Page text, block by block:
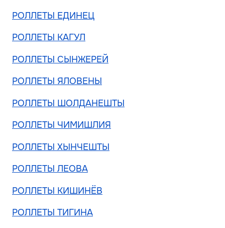
РОЛЛЕТЫ ЕДИНЕЦ
РОЛЛЕТЫ КАГУЛ
РОЛЛЕТЫ СЫНЖЕРЕЙ
РОЛЛЕТЫ ЯЛОВЕНЫ
РОЛЛЕТЫ ШОЛДАНЕШТЫ
РОЛЛЕТЫ ЧИМИШЛИЯ
РОЛЛЕТЫ ХЫНЧЕШТЫ
РОЛЛЕТЫ ЛЕОВА
РОЛЛЕТЫ КИШИНЁВ
РОЛЛЕТЫ ТИГИНА